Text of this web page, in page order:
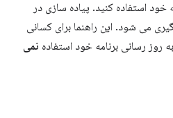
خود استفاده کنید. پیاده سازی در
می شود. این راهنما برای کسانی
نمی